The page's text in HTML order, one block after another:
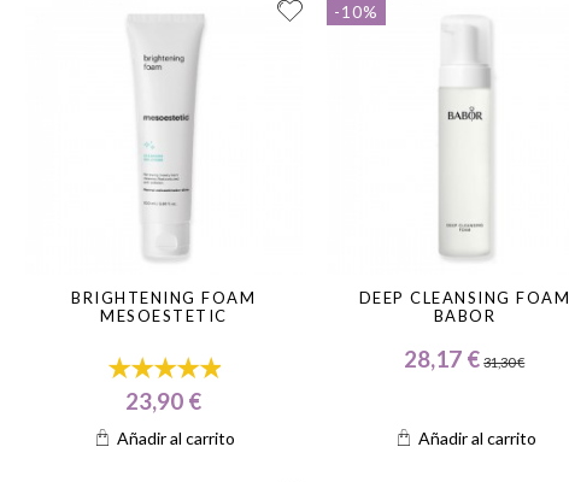
BRIGHTENING FOAM
MESOESTETIC
23,90 €
Añadir al carrito
-10%
DEEP CLEANSING FOAM
BABOR
28,17 € 31,30 €
Añadir al carrito